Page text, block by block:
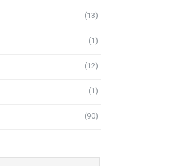
(13)
(1)
(12)
(1)
(90)